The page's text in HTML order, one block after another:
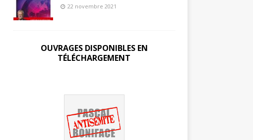
22 novembre 2021
OUVRAGES DISPONIBLES EN
TÉLÉCHARGEMENT